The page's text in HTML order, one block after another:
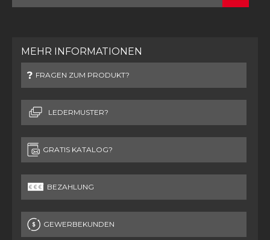
MEHR INFORMATIONEN
FRAGEN ZUM PRODUKT?
LEDERMUSTER?
GRATIS KATALOG?
BEZAHLUNG
GEWERBEKUNDEN